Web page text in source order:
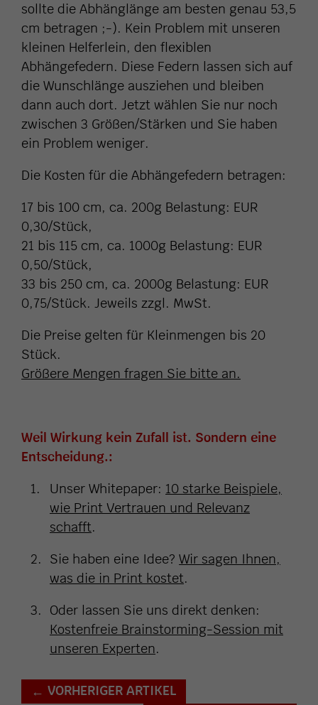
sollte die Abhänglänge am besten genau 53,5
cm betragen ;-). Kein Problem mit unseren
kleinen Helferlein, den flexiblen
Abhängefedern. Diese Federn lassen sich auf
die Wunschlänge ausziehen und bleiben
dann auch dort. Jetzt wählen Sie nur noch
zwischen 3 Größen/Stärken und Sie haben
ein Problem weniger.
Die Kosten für die Abhängefedern betragen:
17 bis 100 cm, ca. 200g Belastung: EUR
0,30/Stück,
21 bis 115 cm, ca. 1000g Belastung: EUR
0,50/Stück,
33 bis 250 cm, ca. 2000g Belastung: EUR
0,75/Stück. Jeweils zzgl. MwSt.
Die Preise gelten für Kleinmengen bis 20
Stück.
Größere Mengen fragen Sie bitte an.
Weil Wirkung kein Zufall ist. Sondern eine
Entscheidung.:
Unser Whitepaper: 10 starke Beispiele,
wie Print Vertrauen und Relevanz
schafft.
Sie haben eine Idee? Wir sagen Ihnen,
was die in Print kostet.
Oder lassen Sie uns direkt denken:
Kostenfreie Brainstorming-Session mit
unseren Experten.
← VORHERIGER ARTIKEL